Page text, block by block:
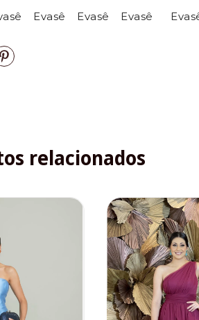
Evasê Evasê Evasê
relacionados